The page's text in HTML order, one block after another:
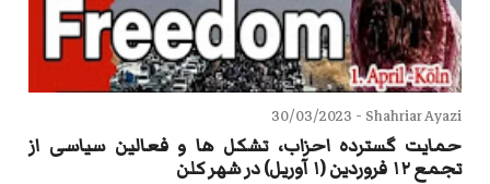
Shahriar Ayazi -
30/03/2023
حمایت گسترده احزاب، تشکل ها و فعالین سیاسی از
تجمع ۱۲ فروردین (۱ آوریل) در شهر کلن